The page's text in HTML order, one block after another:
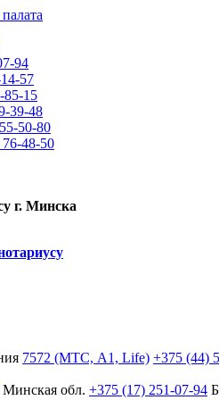
94
57
85-15
39-48
50-80
48-50
г. Минска
7572 (МТС, A1, Life) +375 (44)
Минская обл. +375 (17) 251-07-94